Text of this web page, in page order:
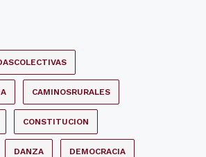
CAMINOSRURALES
CONSTITUCION
DANZA DEMOCRACIA